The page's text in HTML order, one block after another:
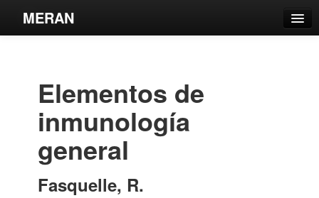
MERAN
Estantes Virtuales
Contacto
Elementos de
inmunología
general
Fasquelle, R.